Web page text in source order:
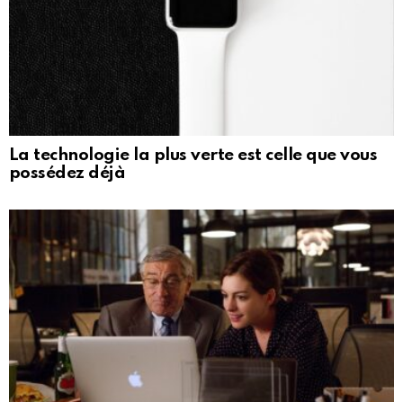
La technologie la plus verte est celle que vous
possédez déjà